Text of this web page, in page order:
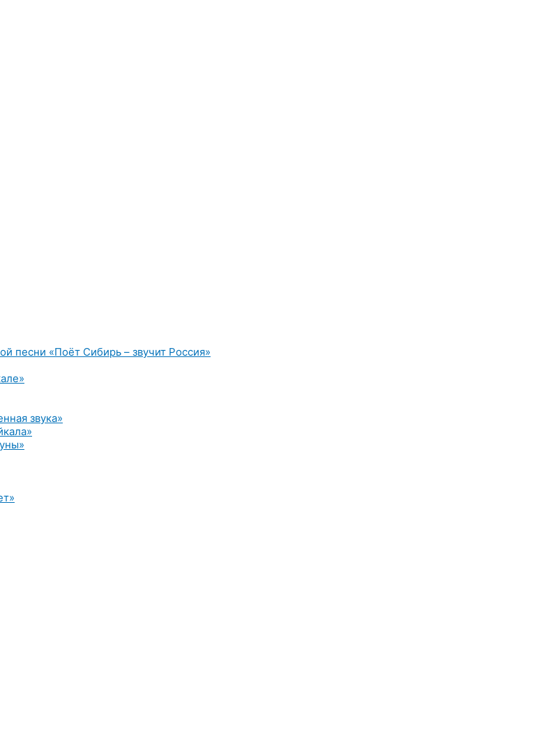
песни «Поёт Сибирь – звучит Россия»
звука»